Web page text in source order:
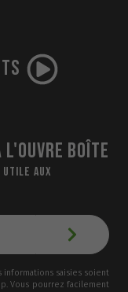
BOÎTE
AUX
saisies soient
Vous pourrez facilement